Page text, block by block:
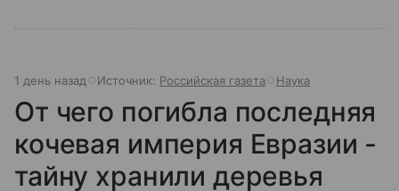
1 день назад Источник: Российская газета Наука
От чего погибла последняя
кочевая империя Евразии -
тайну хранили деревья